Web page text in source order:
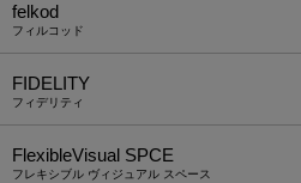
felkod
フィルコッド
FIDELITY
フィデリティ
FlexibleVisual SPCE
フレキシブル ヴィジュアル スペース